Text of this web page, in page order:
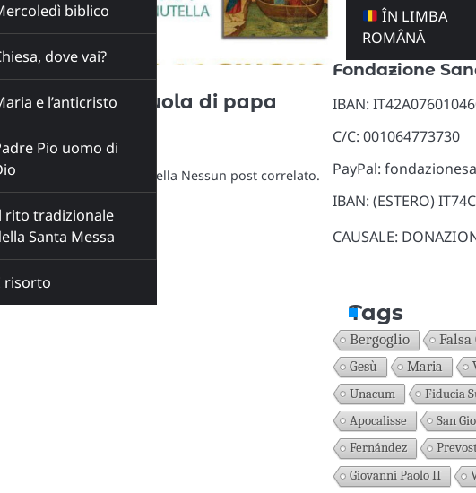
biblico
dove vai?
e l’anticristo
Pio uomo di
rito tradizionale
Santa Messa
risorto
ÎN LIMBA
ROMÂNĂ
Charis alla scuola di papa
del libro di don Minutella Nessun post correlato.
Donazioni
Fondazione
IBAN:
C/C: 001064773730
PayPal:
IBAN: (ESTERO)
CAUSALE:
Tags
Bergoglio Falsa
Gesù Maria
Unacum
Fiducia
Apocalisse
San
Fernández
Giovanni Paolo II